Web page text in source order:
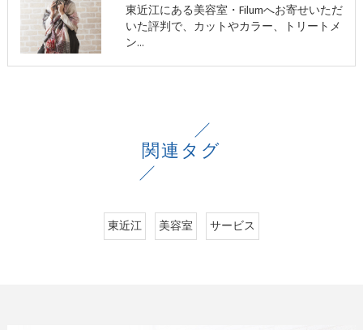
東近江にある美容室・Filumへお寄せいただ
いた評判で、カットやカラー、トリートメ
ン…
関連タグ
東近江 美容室 サービス